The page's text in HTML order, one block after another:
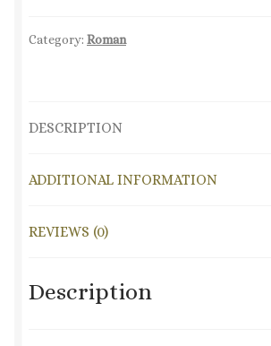
quantity
Category: Roman
DESCRIPTION
ADDITIONAL INFORMATION
REVIEWS (0)
Description